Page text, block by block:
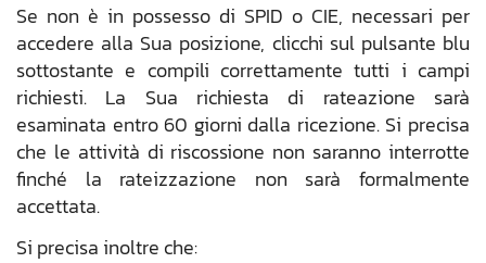
Se non è in possesso di SPID o CIE, necessari per
accedere alla Sua posizione, clicchi sul pulsante blu
sottostante e compili correttamente tutti i campi
richiesti. La Sua richiesta di rateazione sarà
esaminata entro 60 giorni dalla ricezione. Si precisa
che le attività di riscossione non saranno interrotte
finché la rateizzazione non sarà formalmente
accettata.
Si precisa inoltre che: